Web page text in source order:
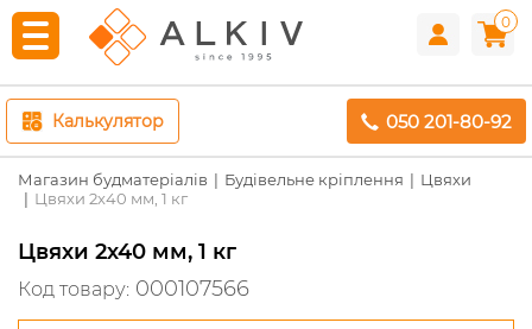
0
Калькулятор 050 201-80-92
Магазин будматеріалів Будівельне кріплення
Цвяхи
Цвяхи 2х40 мм, 1 кг
Цвяхи 2х40 мм, 1 кг
Код товару: 000107566